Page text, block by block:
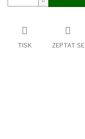
TISK ZEPTAT SE